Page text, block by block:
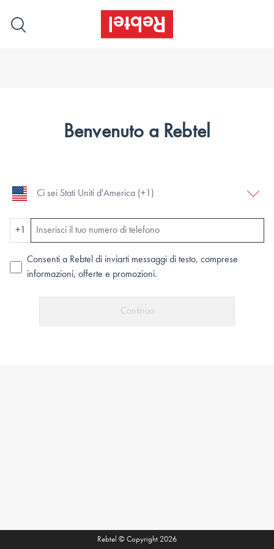
Benvenuto a Rebtel
+1
Consenti a Rebtel di inviarti messaggi di testo, comprese
informazioni, offerte e promozioni.
Continua
Rebtel © Copyright 2026